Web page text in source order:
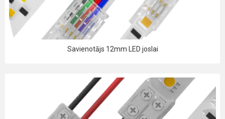
Savienotājs 12mm LED joslai